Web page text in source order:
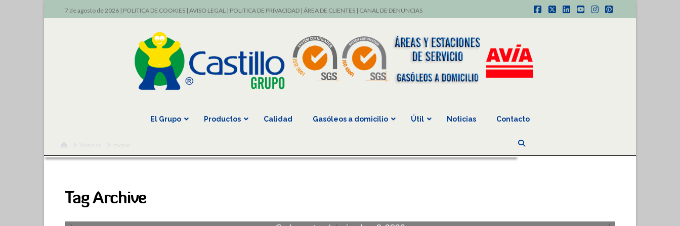
7 de agosto de 2026 | POLITICA DE COOKIES| AVISO LEGAL| POLITICA DE PRIVACIDAD| ÁREA DE CLIENTES| CANAL DE DENUNCIAS
Facebook
X LinkedIn
YouTube
Instagram
Pinterest
El Grupo Productos Calidad Gasóleos a domicilio Útil Noticias Contacto
HomeNoticias
Tag Archive